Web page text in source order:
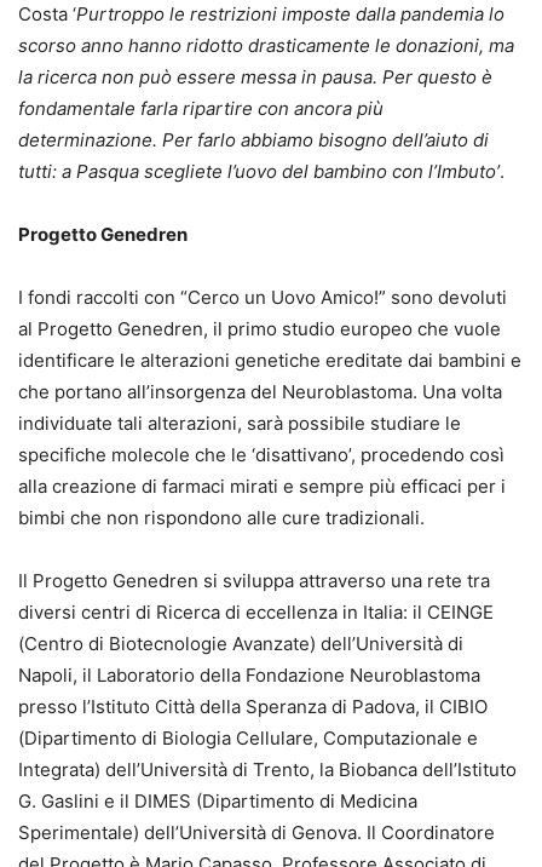
Costa ‘Purtroppo le restrizioni imposte dalla pandemia lo
scorso anno hanno ridotto drasticamente le donazioni, ma
la ricerca non può essere messa in pausa. Per questo è
fondamentale farla ripartire con ancora più
determinazione. Per farlo abbiamo bisogno dell’aiuto di
tutti: a Pasqua scegliete l’uovo del bambino con l’Imbuto’.
Progetto Genedren
I fondi raccolti con “Cerco un Uovo Amico!” sono devoluti
al Progetto Genedren, il primo studio europeo che vuole
identificare le alterazioni genetiche ereditate dai bambini e
che portano all’insorgenza del Neuroblastoma. Una volta
individuate tali alterazioni, sarà possibile studiare le
specifiche molecole che le ‘disattivano’, procedendo così
alla creazione di farmaci mirati e sempre più efficaci per i
bimbi che non rispondono alle cure tradizionali.
Il Progetto Genedren si sviluppa attraverso una rete tra
diversi centri di Ricerca di eccellenza in Italia: il CEINGE
(Centro di Biotecnologie Avanzate) dell’Università di
Napoli, il Laboratorio della Fondazione Neuroblastoma
presso l’Istituto Città della Speranza di Padova, il CIBIO
(Dipartimento di Biologia Cellulare, Computazionale e
Integrata) dell’Università di Trento, la Biobanca dell’Istituto
G. Gaslini e il DIMES (Dipartimento di Medicina
Sperimentale) dell’Università di Genova. Il Coordinatore